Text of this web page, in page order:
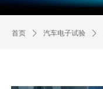
首页 ꄲ 汽车电子试验 ꄲ